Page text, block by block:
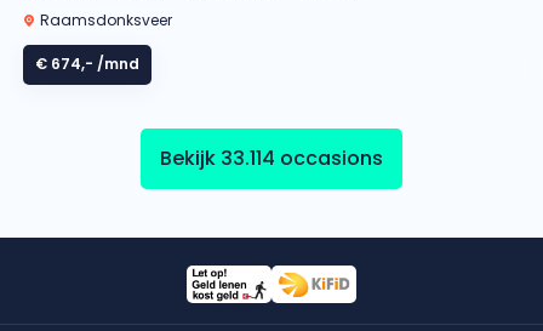
Raamsdonksveer
€ 674,- /mnd
Bekijk 33.114 occasions